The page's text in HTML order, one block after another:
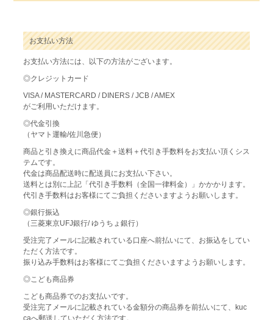
お支払い方法
お支払い方法には、以下の方法がございます。
◎クレジットカード
VISA / MASTERCARD / DINERS / JCB / AMEX
がご利用いただけます。
◎代金引換
（ヤマト運輸/佐川急便）
商品と引き換えに商品代金＋送料＋代引き手数料をお支払い頂くシス
テムです。
代金は商品配送時に配送員にお支払い下さい。
送料とは別に上記「代引き手数料（全国一律料金）」かかかります。
代引き手数料はお客様にてご負担くださいますようお願いします。
◎銀行振込
（三菱東京UFJ銀行/ ゆうちょ銀行）
受注完了メールに記載されている口座へ前払いにて、お振込をしてい
ただく方法です。
振り込み手数料はお客様にてご負担くださいますようお願いします。
◎こども商品券
こども商品券でのお支払いです。
受注完了メールに記載されている金額分の商品券を前払いにて、kuc